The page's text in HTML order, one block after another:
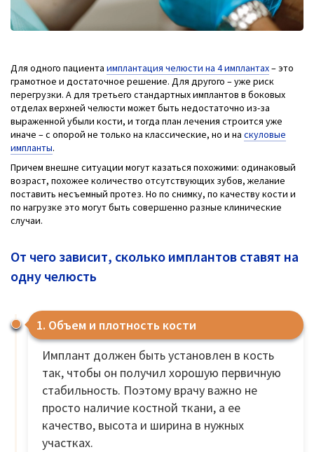
Для одного пациента имплантация челюсти на 4 имплантах– это
грамотное и достаточное решение. Для другого – уже риск
перегрузки. А для третьего стандартных имплантов в боковых
отделах верхней челюсти может быть недостаточно из-за
выраженной убыли кости, и тогда план лечения строится уже
иначе – с опорой не только на классические, но и на скуловые
импланты.
Причем внешне ситуации могут казаться похожими: одинаковый
возраст, похожее количество отсутствующих зубов, желание
поставить несъемный протез. Но по снимку, по качеству кости и
по нагрузке это могут быть совершенно разные клинические
случаи.
От чего зависит, сколько имплантов ставят на
одну челюсть
1. Объем и плотность кости
Имплант должен быть установлен в кость
так, чтобы он получил хорошую первичную
стабильность. Поэтому врачу важно не
просто наличие костной ткани, а ее
качество, высота и ширина в нужных
участках.